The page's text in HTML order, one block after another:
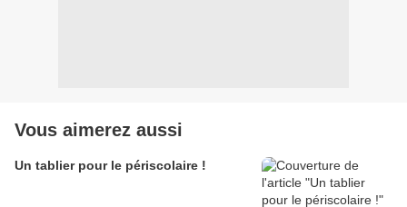
Vous aimerez aussi
Un tablier pour le périscolaire !